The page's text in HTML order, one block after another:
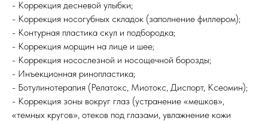
- Коррекция десневой улыбки;
- Коррекция носогубных складок (заполнение филлером);
- Контурная пластика скул и подбородка;
- Коррекция морщин на лице и шее;
- Коррекция носослезной и носощечной борозды;
- Инъекционная ринопластика;
- Ботулинотерапия (Релатокс, Миотокс, Диспорт, Ксеомин);
- Коррекция зоны вокруг глаз (устранение «мешков»,
«темных кругов», отеков под глазами, увлажнение кожи